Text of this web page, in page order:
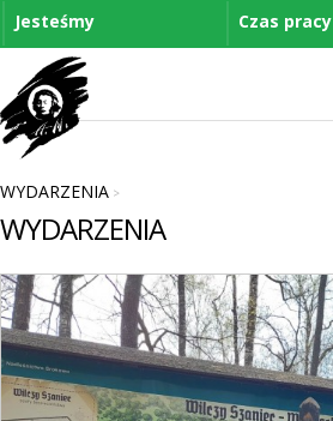
Jesteśmy Czas pracy
WYDARZENIA >
WYDARZENIA